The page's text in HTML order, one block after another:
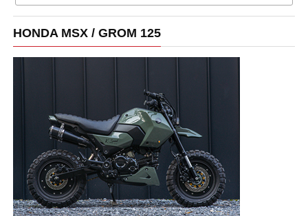
HONDA MSX / GROM 125